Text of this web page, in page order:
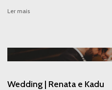
Ler mais
Wedding | Renata e Kadu